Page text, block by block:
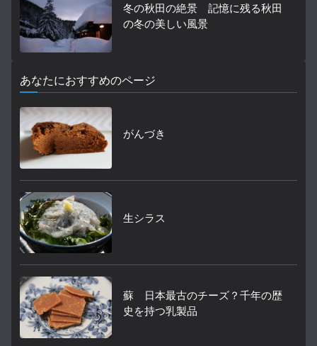
冬の秋田の絶景 記憶に残る秋田
の冬の美しい風景
あなたにおすすめのページ
がんづき
生シラス
蘇 日本最古のチーズ？千年の歴
史を持つ乳製品